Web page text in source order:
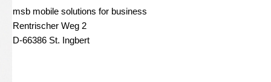
msb mobile solutions for business
Rentrischer Weg 2
D-66386 St. Ingbert